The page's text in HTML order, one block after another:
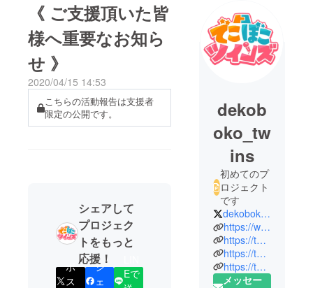
《 ご支援頂いた皆
様へ重要なお知ら
せ 》
2020/04/15 14:53
こちらの活動報告は支援者
限定の公開です。
シェアして
プロジェク
トをもっと
応援！
ポ
ス
シ
ェ
Eで
dekob
oko_tw
ins
初めてのプ
ロジェクト
です
dekoboko_twins
https://www.youtube.com/channel/UCSZj8Vh5OSZEKkczxykwVDw
https://twitter.com/dekoboko_twins
https://twitter.com/toramaru_nico
https://twitter.com/Tigusa_voice
メッセー